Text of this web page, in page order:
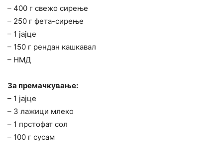
– 400 г свежо сирење
– 250 г фета-сирење
– 1 јајце
– 150 г рендан кашкавал
– НМД
За премачкување:
– 1 јајце
– 3 лажици млеко
– 1 прстофат сол
– 100 г сусам